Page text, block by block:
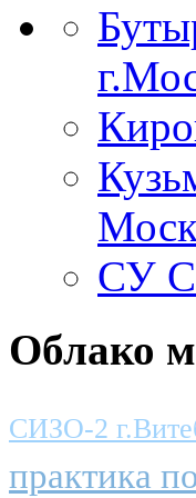
СУ
Облако
СИЗО-2
практика